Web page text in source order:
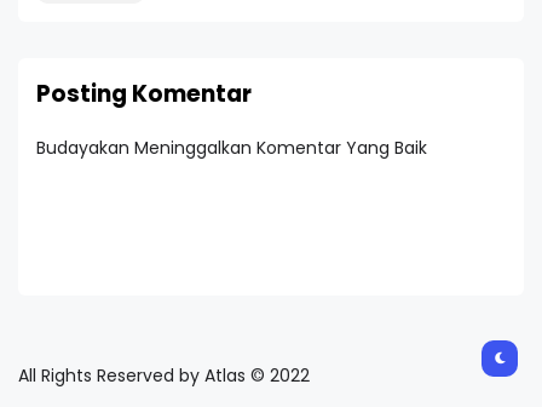
Posting Komentar
Budayakan Meninggalkan Komentar Yang Baik
All Rights Reserved by Atlas © 2022